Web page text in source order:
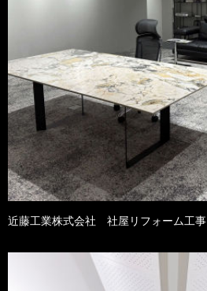
近藤工業株式会社 社屋リフォーム工事